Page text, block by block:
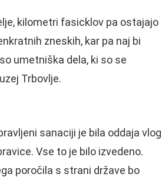
kilometri fasicklov pa ostajajo
zneskih, kar pa naj bi
umetniška dela, ki so se
Trbovlje.
sanaciji je bila oddaja vlog
Vse to je bilo izvedeno.
poročila s strani države bo